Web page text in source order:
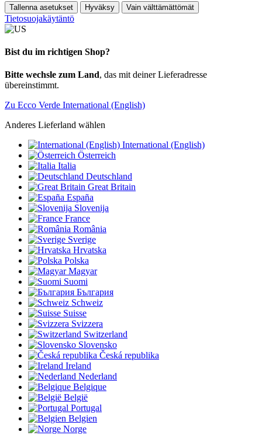
Tallenna asetukset Hyväksy Vain välttämättömät
Tietosuojakäytäntö
Bist du im richtigen Shop?
Bitte wechsle zum Land, das mit deiner Lieferadresse
übereinstimmt.
Zu Ecco Verde International (English)
Anderes Lieferland wählen
International (English)
Österreich
Italia
Deutschland
Great Britain
España
Slovenija
France
România
Sverige
Hrvatska
Polska
Magyar
Suomi
България
Schweiz
Suisse
Svizzera
Switzerland
Slovensko
Česká republika
Ireland
Nederland
Belgique
België
Portugal
Belgien
Norge